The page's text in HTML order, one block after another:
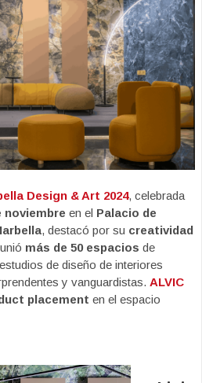
Design & Art 2024, celebrada
noviembre en el Palacio de
, destacó por su creatividad
más de 50 espacios de
de diseño de interiores
y vanguardistas. ALVIC
placement en el espacio